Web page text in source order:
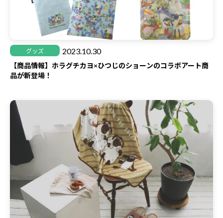
グッズ 2023.10.30
【商品情報】ホラグチカヨ×ひつじのショーンのコラボアート商
品が新登場！